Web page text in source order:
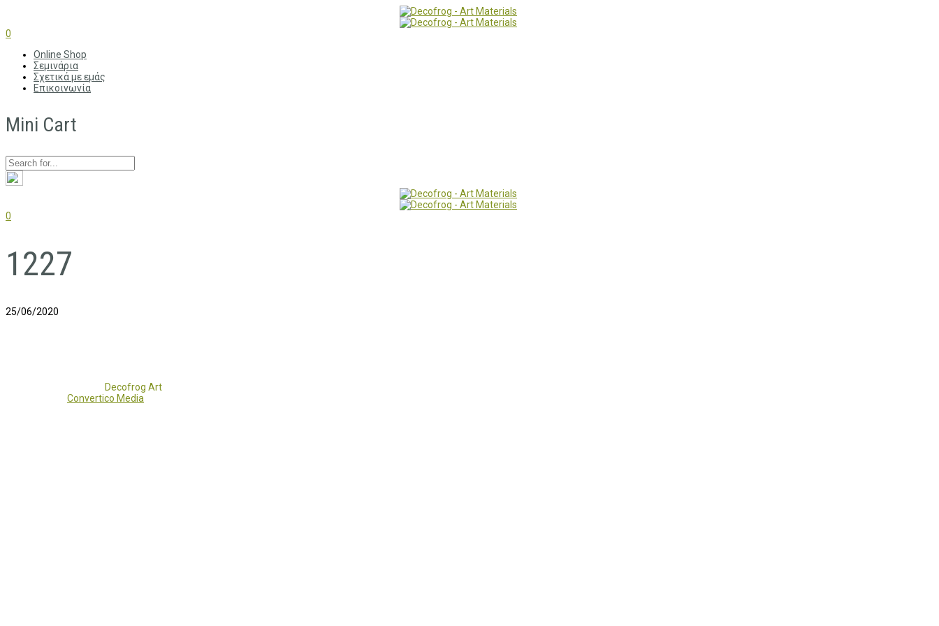
0
Online Shop
Σεμινάρια
Σχετικά με εμάς
Επικοινωνία
Mini Cart
0
1227
25/06/2020
Decofrog Art
Convertico Media